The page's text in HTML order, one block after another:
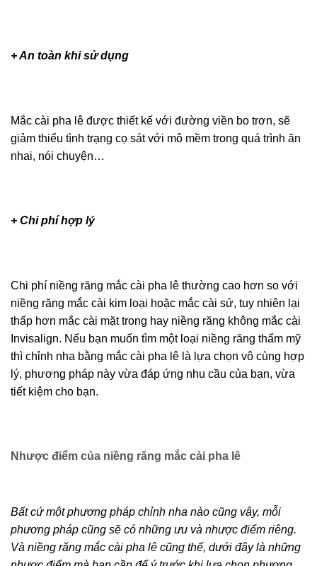
+ An toàn khi sử dụng
Mắc cài pha lê được thiết kế với đường viền bo trơn, sẽ
giảm thiểu tình trạng cọ sát với mô mềm trong quá trình
ăn nhai, nói chuyện…
+ Chi phí hợp lý
Chi phí niềng răng mắc cài pha lê thường cao hơn so
với niềng răng mắc cài kim loại hoặc mắc cài sứ, tuy
nhiên lại thấp hơn mắc cài mặt trong hay niềng răng
không mắc cài Invisalign. Nếu bạn muốn tìm một loại
niềng răng thẩm mỹ thì chỉnh nha bằng mắc cài pha lê là
lựa chọn vô cùng hợp lý, phương pháp này vừa đáp
ứng nhu cầu của bạn, vừa tiết kiệm cho bạn.
Nhược điểm của niềng răng mắc cài pha lê
Bất cứ một phương pháp chỉnh nha nào cũng vậy, mỗi
phương pháp cũng sẽ có những ưu và nhược điểm
riêng. Và niềng răng mắc cài pha lê cũng thế, dưới đây
Nhận tư vấn miễn phí từ